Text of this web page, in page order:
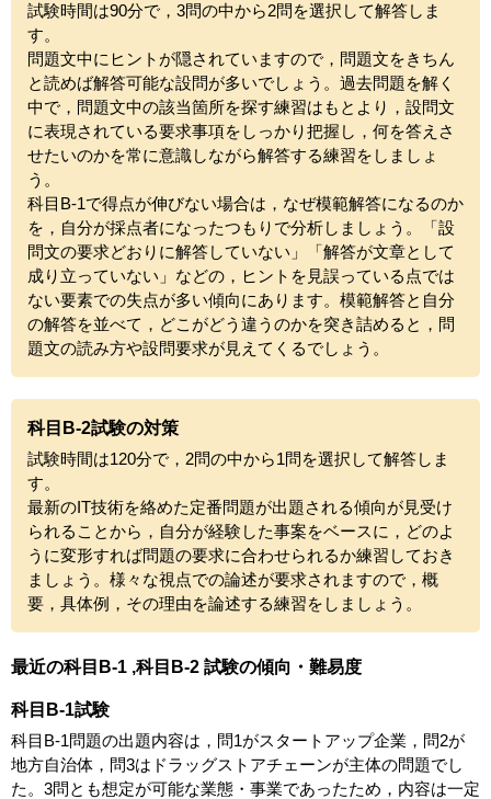
試験時間は90分で，3問の中から2問を選択して解答しま
す。
問題文中にヒントが隠されていますので，問題文をきちん
と読めば解答可能な設問が多いでしょう。過去問題を解く
中で，問題文中の該当箇所を探す練習はもとより，設問文
に表現されている要求事項をしっかり把握し，何を答えさ
せたいのかを常に意識しながら解答する練習をしましょ
う。
科目B-1で得点が伸びない場合は，なぜ模範解答になるのか
を，自分が採点者になったつもりで分析しましょう。「設
問文の要求どおりに解答していない」「解答が文章として
成り立っていない」などの，ヒントを見誤っている点では
ない要素での失点が多い傾向にあります。模範解答と自分
の解答を並べて，どこがどう違うのかを突き詰めると，問
題文の読み方や設問要求が見えてくるでしょう。
科目B-2試験の対策
試験時間は120分で，2問の中から1問を選択して解答しま
す。
最新のIT技術を絡めた定番問題が出題される傾向が見受け
られることから，自分が経験した事案をベースに，どのよ
うに変形すれば問題の要求に合わせられるか練習しておき
ましょう。様々な視点での論述が要求されますので，概
要，具体例，その理由を論述する練習をしましょう。
最近の科目B-1 ,科目B-2 試験の傾向・難易度
科目B-1試験
科目B-1問題の出題内容は，問1がスタートアップ企業，問2が
地方自治体，問3はドラッグストアチェーンが主体の問題でし
た。3問とも想定が可能な業態・事業であったため，内容は一定